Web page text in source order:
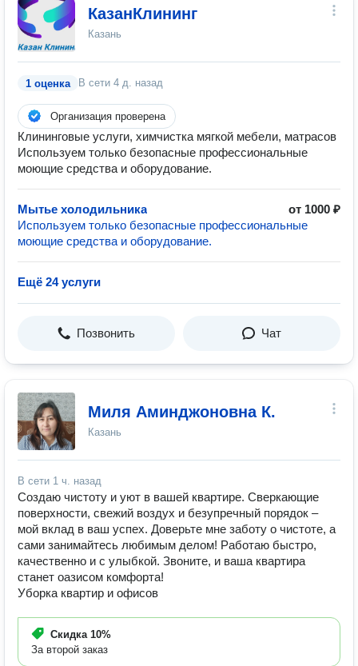
КазанКлининг
Казань
1 оценка В сети 4 д. назад
Организация проверена
Клининговые услуги, химчистка мягкой мебели, матрасов
Используем только безопасные профессиональные
моющие средства и оборудование.
Мытье холодильника
от 1000 ₽
Используем только безопасные профессиональные
моющие средства и оборудование.
Ещё 24 услуги
Позвонить Чат
Миля Аминджоновна К.
Казань
В сети 1 ч. назад
Создаю чистоту и уют в вашей квартире. Сверкающие
поверхности, свежий воздух и безупречный порядок –
мой вклад в ваш успех. Доверьте мне заботу о чистоте, а
сами занимайтесь любимым делом! Работаю быстро,
качественно и с улыбкой. Звоните, и ваша квартира
станет оазисом комфорта!
Уборка квартир и офисов
Скидка 10%
За второй заказ